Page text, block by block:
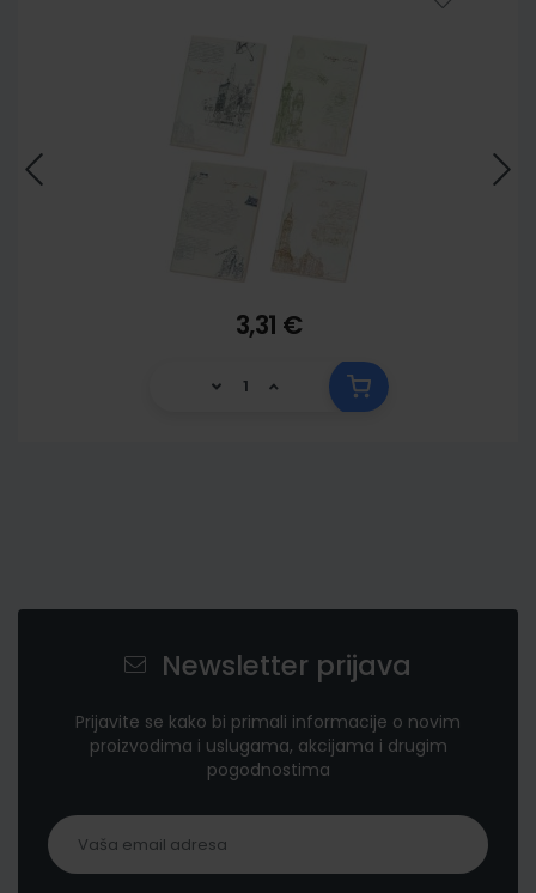
3,31 €
Newsletter prijava
Prijavite se kako bi primali informacije o novim
proizvodima i uslugama, akcijama i drugim
pogodnostima